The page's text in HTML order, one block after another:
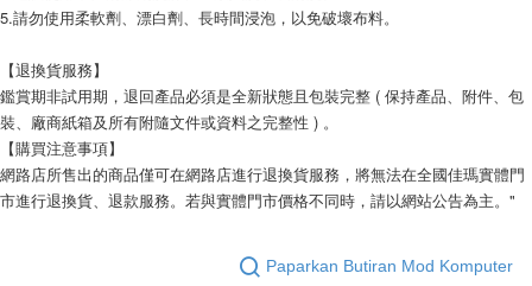
5.請勿使用柔軟劑、漂白劑、長時間浸泡，以免破壞布料。
【退換貨服務】
鑑賞期非試用期，退回產品必須是全新狀態且包裝完整 ( 保持產品、附件、包
裝、廠商紙箱及所有附隨文件或資料之完整性 ) 。
【購買注意事項】
網路店所售出的商品僅可在網路店進行退換貨服務，將無法在全國佳瑪實體門
市進行退換貨、退款服務。若與實體門市價格不同時，請以網站公告為主。"
Paparkan Butiran Mod Komputer